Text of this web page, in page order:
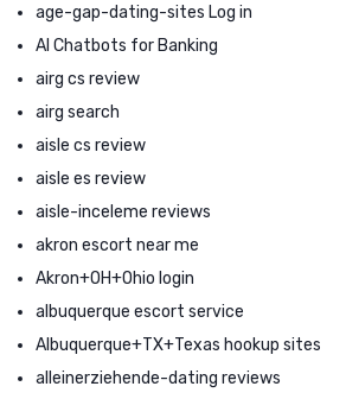
age-gap-dating-sites Log in
AI Chatbots for Banking
airg cs review
airg search
aisle cs review
aisle es review
aisle-inceleme reviews
akron escort near me
Akron+OH+Ohio login
albuquerque escort service
Albuquerque+TX+Texas hookup sites
alleinerziehende-dating reviews